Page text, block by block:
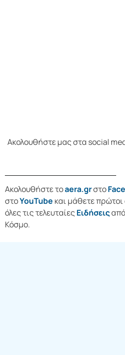
Ακολουθήστε μας στα social
Ακολουθήστε τοaera.grστο
στοYouTube και μάθετε πρώτοι
όλες τις τελευταίες Ειδήσεις
Κόσμο.